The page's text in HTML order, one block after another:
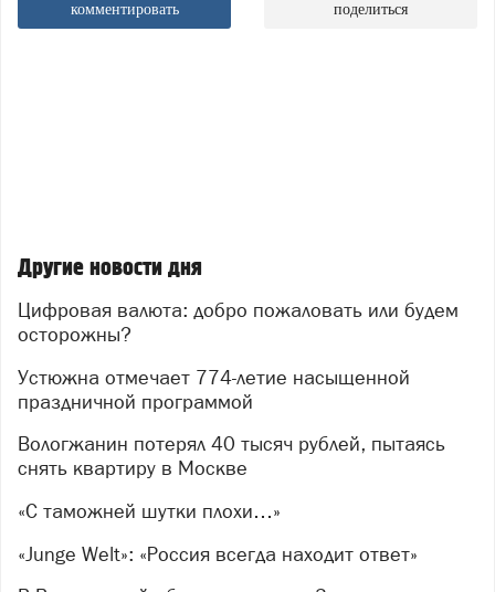
комментировать поделиться
Другие новости дня
Цифровая валюта: добро пожаловать или будем
осторожны?
Устюжна отмечает 774-летие насыщенной
праздничной программой
Вологжанин потерял 40 тысяч рублей, пытаясь
снять квартиру в Москве
«С таможней шутки плохи…»
«Junge Welt»: «Россия всегда находит ответ»